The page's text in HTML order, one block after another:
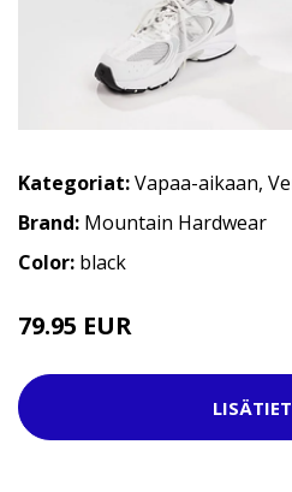
Kategoriat:Vapaa-aikaan,
Brand: Mountain Hardwear
Color: black
79.95 EUR